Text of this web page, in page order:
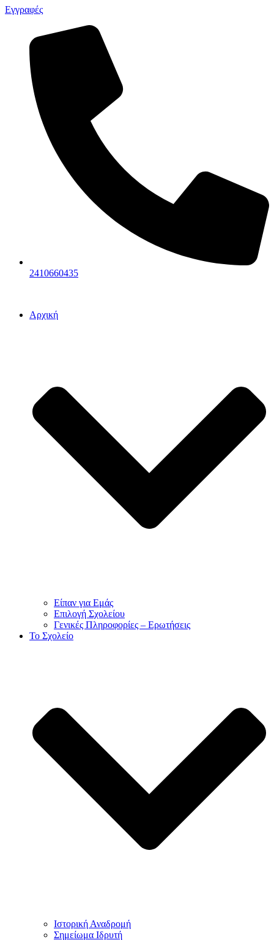
Εγγραφές
2410660435
Αρχική
Είπαν για Εμάς
Επιλογή Σχολείου
Γενικές Πληροφορίες – Ερωτήσεις
To Σχολείο
Ιστορική Αναδρομή
Σημείωμα Ιδρυτή